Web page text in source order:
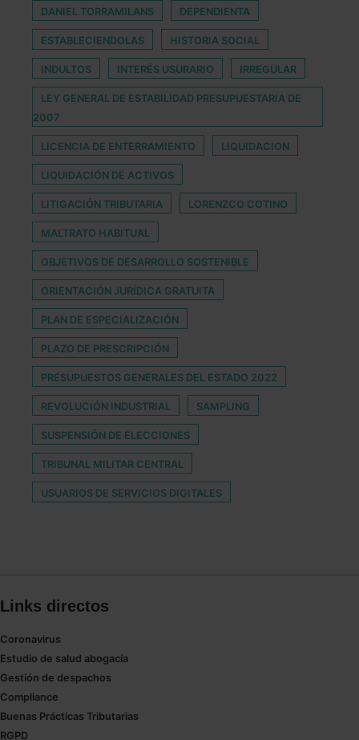
DANIEL TORRAMILANS DEPENDIENTA
ESTABLECIENDOLAS HISTORIA SOCIAL
INDULTOS INTERÉS USURARIO IRREGULAR
LEY GENERAL DE ESTABILIDAD PRESUPUESTARIA DE
2007
LICENCIA DE ENTERRAMIENTO LIQUIDACION
LIQUIDACIÓN DE ACTIVOS
LITIGACIÓN TRIBUTARIA LORENZCO COTINO
MALTRATO HABITUAL
OBJETIVOS DE DESARROLLO SOSTENIBLE
ORIENTACIÓN JURÍDICA GRATUITA
PLAN DE ESPECIALIZACIÓN
PLAZO DE PRESCRIPCIÓN
PRESUPUESTOS GENERALES DEL ESTADO 2022
REVOLUCIÓN INDUSTRIAL SAMPLING
SUSPENSIÓN DE ELECCIONES
TRIBUNAL MILITAR CENTRAL
USUARIOS DE SERVICIOS DIGITALES
Links directos
Coronavirus
Estudio de salud abogacía
Gestión de despachos
Compliance
Buenas Prácticas Tributarias
RGPD